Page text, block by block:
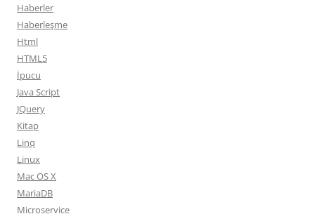
Haberler
Haberleşme
Html
HTML5
İpucu
Java Script
JQuery
Kitap
Linq
Linux
Mac OS X
MariaDB
Microservice